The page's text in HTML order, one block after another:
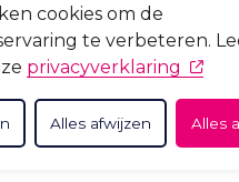
cookies om de
te verbeteren.
privacyverklaring
Alles afwijzen Alles